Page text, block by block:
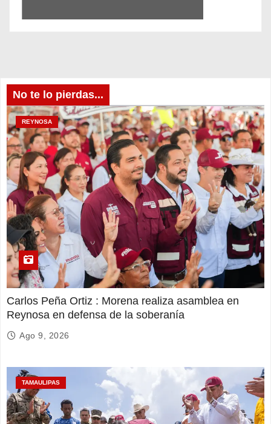
No te lo pierdas...
REYNOSA
Carlos Peña Ortiz : Morena realiza asamblea en
Reynosa en defensa de la soberanía
Ago 9, 2026
TAMAULIPAS